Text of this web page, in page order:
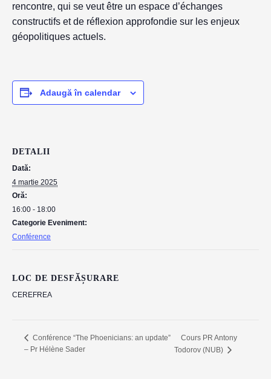
rencontre, qui se veut être un espace d’échanges
constructifs et de réflexion approfondie sur les enjeux
géopolitiques actuels.
Adaugă în calendar
DETALII
Dată:
4 martie 2025
Oră:
16:00 - 18:00
Categorie Eveniment:
Conférence
LOC DE DESFĂȘURARE
CEREFREA
Conférence “The Phoenicians: an update”
– Pr Hélène Sader
Cours PR Antony
Todorov (NUB)